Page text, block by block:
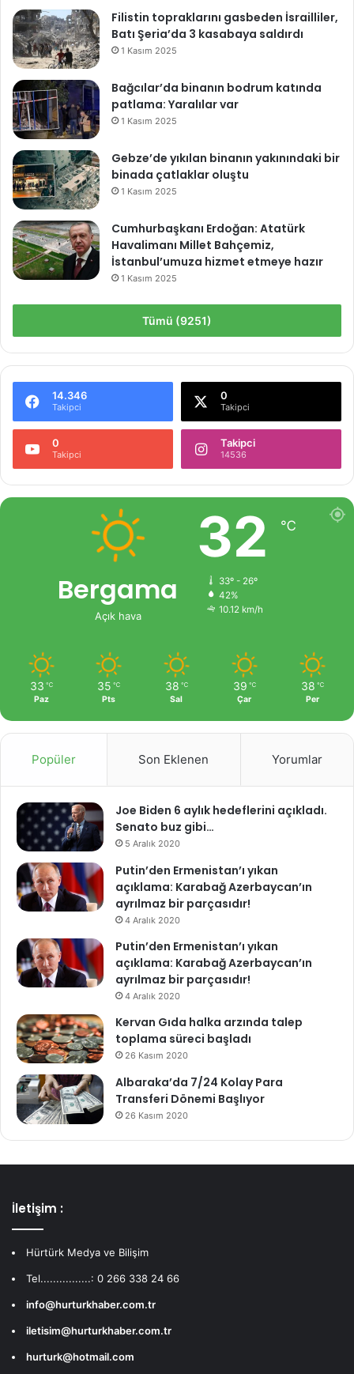
e
r
v
i
s
l
e
r
m
i
z
a
z
ı
Filistin topraklarını gasbeden İsrailliler,
Batı Şeria’da 3 kasabaya saldırdı
1 Kasım 2025
Bağcılar’da binanın bodrum katında
patlama: Yaralılar var
1 Kasım 2025
Gebze’de yıkılan binanın yakınındaki bir
binada çatlaklar oluştu
1 Kasım 2025
Cumhurbaşkanı Erdoğan: Atatürk
Havalimanı Millet Bahçemiz,
İstanbul’umuza hizmet etmeye hazır
1 Kasım 2025
Tümü (9251)
14.346
Takipci
0
Takipci
0
Takipci
Takipci
14536
Bergama
Açık hava
32 ℃
33º - 26º
42%
10.12 km/h
33 ℃
Paz
35 ℃
Pts
38 ℃
Sal
39 ℃
Çar
38 ℃
Per
Popüler Son Eklenen Yorumlar
Joe Biden 6 aylık hedeflerini açıkladı.
Senato buz gibi…
5 Aralık 2020
Putin’den Ermenistan’ı yıkan
açıklama: Karabağ Azerbaycan’ın
ayrılmaz bir parçasıdır!
4 Aralık 2020
Putin’den Ermenistan’ı yıkan
açıklama: Karabağ Azerbaycan’ın
ayrılmaz bir parçasıdır!
4 Aralık 2020
Kervan Gıda halka arzında talep
toplama süreci başladı
26 Kasım 2020
Albaraka’da 7/24 Kolay Para
Transferi Dönemi Başlıyor
26 Kasım 2020
İletişim :
Hürtürk Medya ve Bilişim
Tel................: 0 266 338 24 66
info@hurturkhaber.com.tr
iletisim@hurturkhaber.com.tr
hurturk@hotmail.com